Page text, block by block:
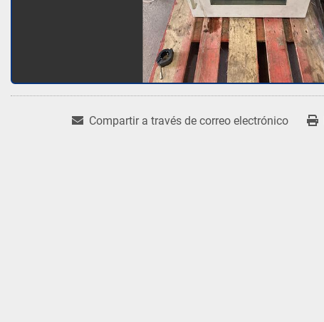
Compartir a través de correo electrónico